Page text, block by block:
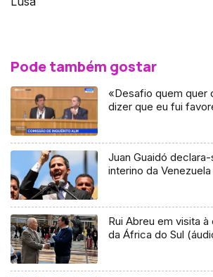
Pode também gostar
«Desafio quem quer
dizer que eu fui
Juan Guaidó
interino da Venezuela
Rui Abreu em visita
da África do Sul